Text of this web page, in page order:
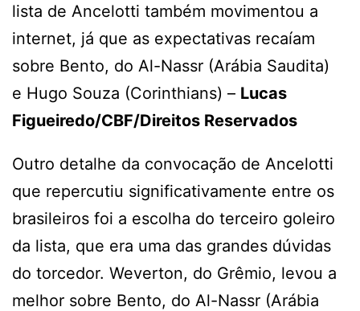
lista de Ancelotti também movimentou a
internet, já que as expectativas recaíam
sobre Bento, do Al-Nassr (Arábia Saudita)
e Hugo Souza (Corinthians) – Lucas
Figueiredo/CBF/Direitos Reservados
Outro detalhe da convocação de Ancelotti
que repercutiu significativamente entre os
brasileiros foi a escolha do terceiro goleiro
da lista, que era uma das grandes dúvidas
do torcedor. Weverton, do Grêmio, levou a
melhor sobre Bento, do Al-Nassr (Arábia